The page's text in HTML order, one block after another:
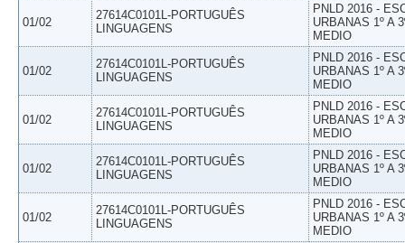
01/02
27614C0101L-PORTUGUÊS
LINGUAGENS
PNLD 2016 -
URBANAS 1º A
MEDIO
01/02
27614C0101L-PORTUGUÊS
LINGUAGENS
PNLD 2016 -
URBANAS 1º A
MEDIO
01/02
27614C0101L-PORTUGUÊS
LINGUAGENS
PNLD 2016 -
URBANAS 1º A
MEDIO
01/02
27614C0101L-PORTUGUÊS
LINGUAGENS
PNLD 2016 -
URBANAS 1º A
MEDIO
01/02
27614C0101L-PORTUGUÊS
LINGUAGENS
PNLD 2016 -
URBANAS 1º A
MEDIO